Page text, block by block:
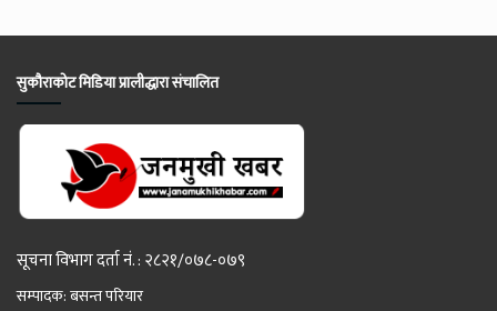
सुकौराकोट मिडिया प्रालीद्धारा संचालित
सूचना विभाग दर्ता नं. : २८२१/०७८-०७९
सम्पादक: बसन्त परियार